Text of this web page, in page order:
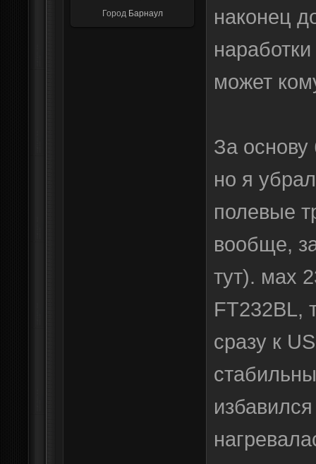
Город Барнаул
наконец
может
За основу
но я
полевые
вообще,
тут). мах
FT232BL,
сразу к